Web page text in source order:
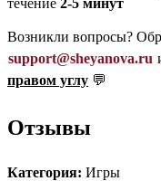
Возникли вопросы?
support@sheyanova.ru
правом углу 💬
Отзывы
Категория: Игры